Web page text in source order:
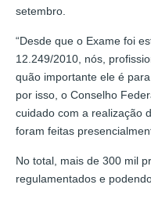
setembro.
“Desde que o Exame foi
12.249/2010, nós,
quão importante ele é
por isso, o Conselho
cuidado com a realização
foram feitas
No total, mais de 300 mil
regulamentados e